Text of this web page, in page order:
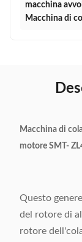
macchina
Macchina di
Macchina di
motore SMT-
Questo
del rotore di
rotore